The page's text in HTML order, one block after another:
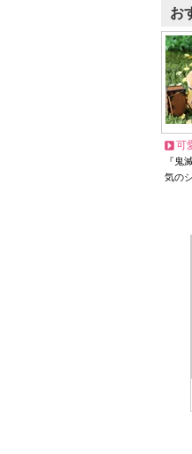
お
可
『鬼
気の